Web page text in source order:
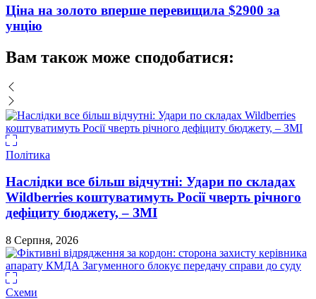
Ціна на золото вперше перевищила $2900 за
унцію
Вам також може сподобатися:
Політика
Наслідки все більш відчутні: Удари по складах
Wildberries коштуватимуть Росії чверть річного
дефіциту бюджету, – ЗМІ
8 Серпня, 2026
Схеми